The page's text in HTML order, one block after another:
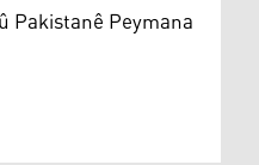
Pakistanê Peymana